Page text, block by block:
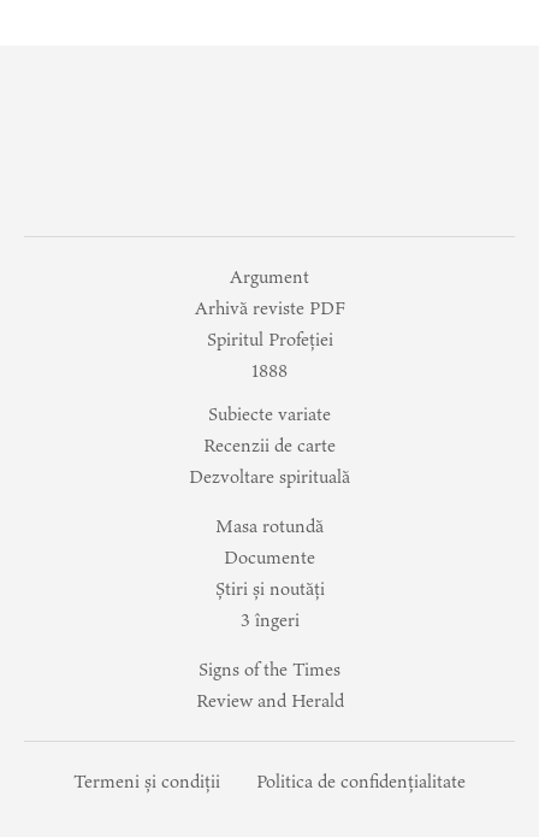
Argument
Arhivă reviste PDF
Spiritul Profeției
1888
Subiecte variate
Recenzii de carte
Dezvoltare spirituală
Masa rotundă
Documente
Știri și noutăți
3 îngeri
Signs of the Times
Review and Herald
Termeni și condiții Politica de confidențialitate